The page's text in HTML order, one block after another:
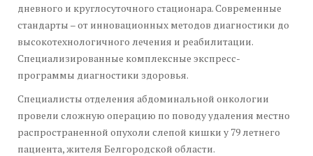
дневного и круглосуточного стационара. Современные
стандарты – от инновационных методов диагностики до
высокотехнологичного лечения и реабилитации.
Специализированные комплексные экспресс-
программы диагностики здоровья.
Специалисты отделения абдоминальной онкологии
провели сложную операцию по поводу удаления местно
распространенной опухоли слепой кишки у 79 летнего
пациента, жителя Белгородской области.